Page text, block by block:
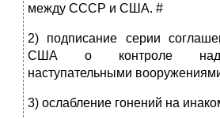
между СССР и США. #
2) подписание серии
США о контроле над
наступательными
3) ослабление гонений на